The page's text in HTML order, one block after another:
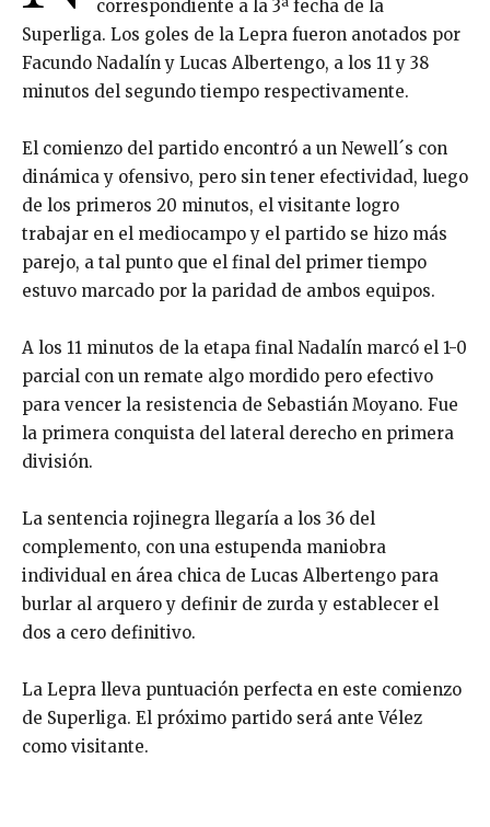
correspondiente a la 3ª fecha de la
Superliga. Los goles de la Lepra fueron anotados por
Facundo Nadalín y Lucas Albertengo, a los 11 y 38
minutos del segundo tiempo respectivamente.
El comienzo del partido encontró a un Newell´s con
dinámica y ofensivo, pero sin tener efectividad, luego
de los primeros 20 minutos, el visitante logro
trabajar en el mediocampo y el partido se hizo más
parejo, a tal punto que el final del primer tiempo
estuvo marcado por la paridad de ambos equipos.
A los 11 minutos de la etapa final Nadalín marcó el 1-0
parcial con un remate algo mordido pero efectivo
para vencer la resistencia de Sebastián Moyano. Fue
la primera conquista del lateral derecho en primera
división.
La sentencia rojinegra llegaría a los 36 del
complemento, con una estupenda maniobra
individual en área chica de Lucas Albertengo para
burlar al arquero y definir de zurda y establecer el
dos a cero definitivo.
La Lepra lleva puntuación perfecta en este comienzo
de Superliga. El próximo partido será ante Vélez
como visitante.